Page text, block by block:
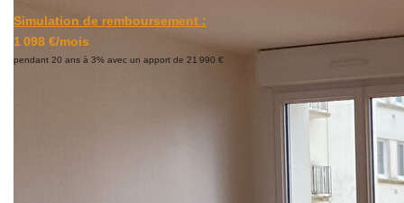
Simulation de remboursement :
1 098 €/mois
pendant 20 ans à 3% avec un apport de 21 990 €